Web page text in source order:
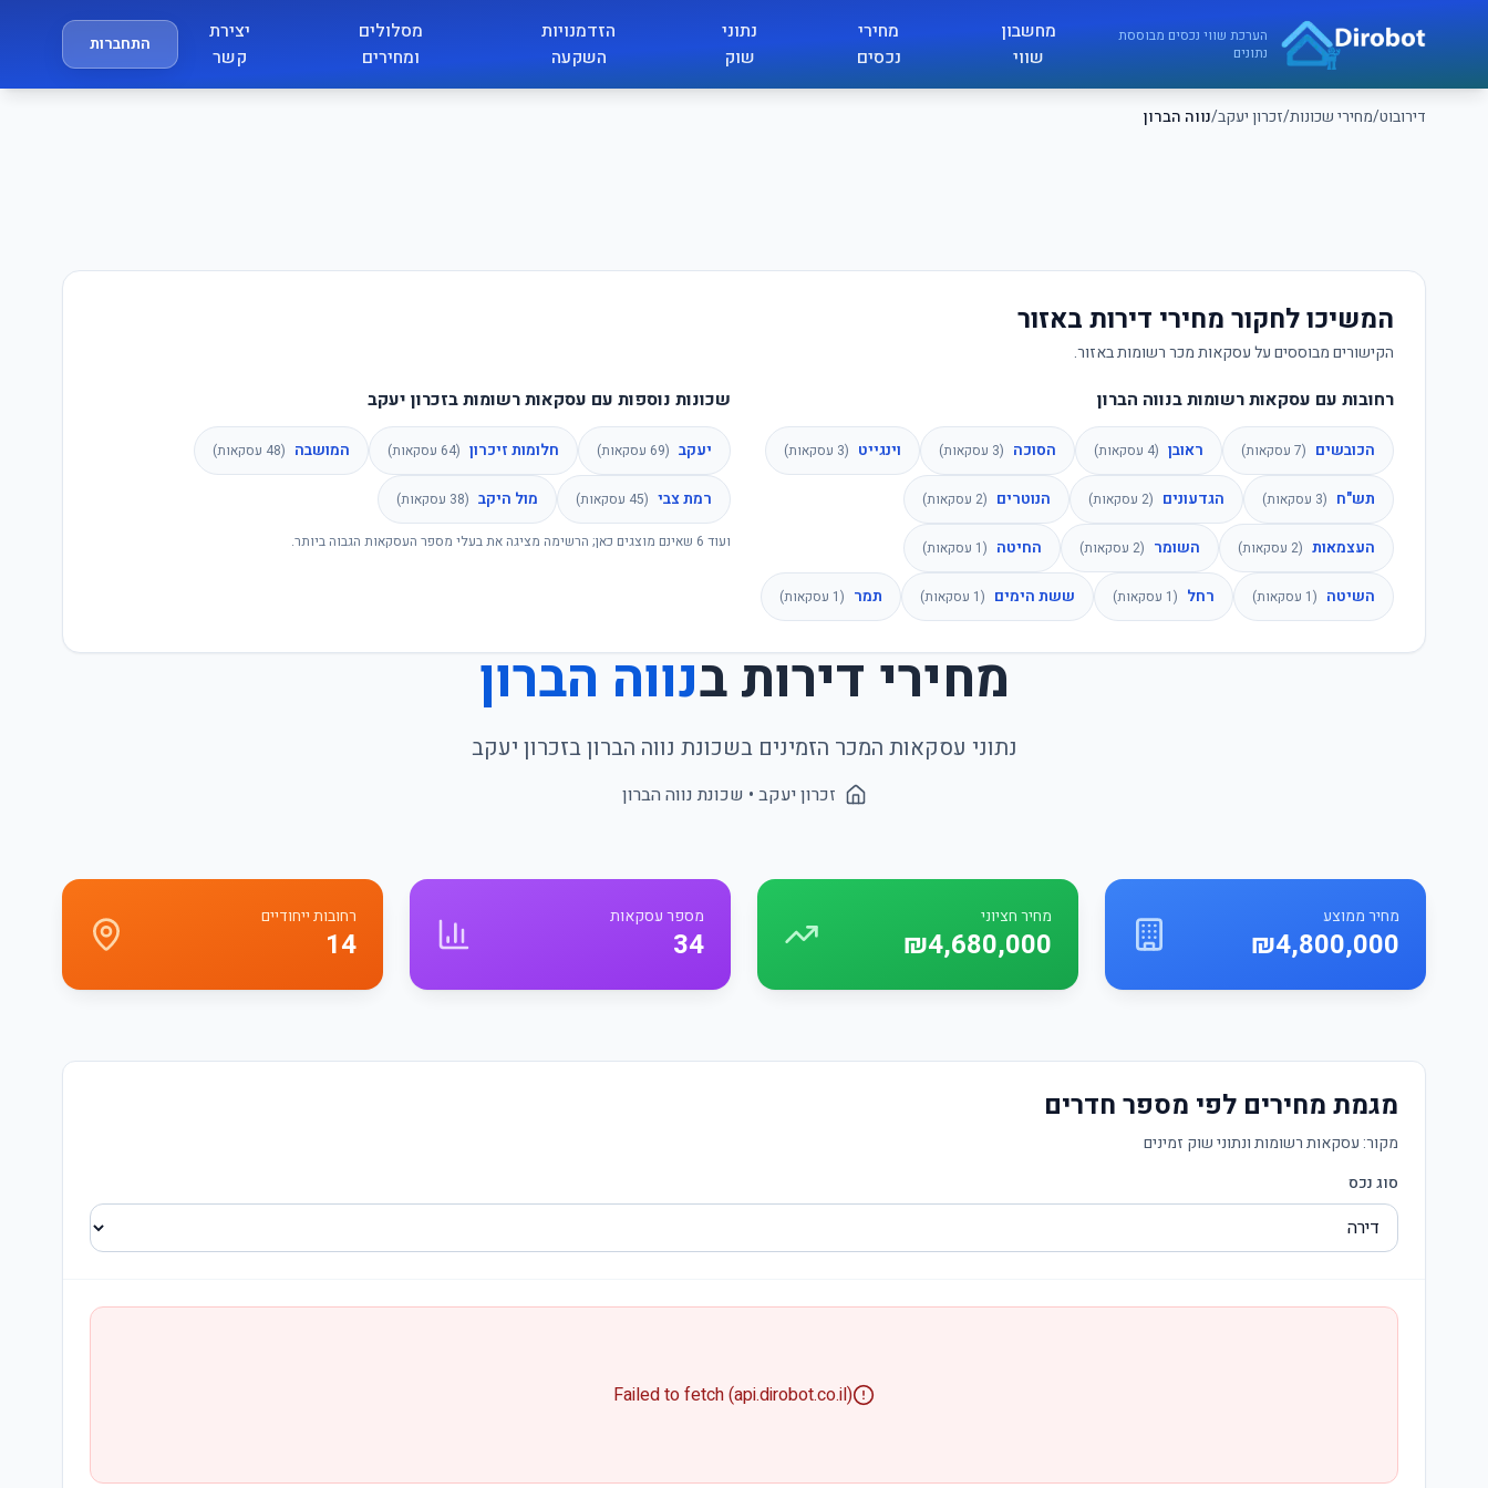
דירובוט/מחירי שכונות/זכרון יעקב/נווה הברון
דירובוט
הערכת שווי נכסים מבוססת
נתונים
מחשבון
שווי
מחירי
נכסים
נתוני
שוק
הזדמנויות
השקעה
מסלולים
ומחירים
יצירת
קשר
התחברות
המשיכו לחקור מחירי דירות באזור
הקישורים מבוססים על עסקאות מכר רשומות באזור.
רחובות עם עסקאות רשומות בנווה הברון
הכובשים (
7 עסקאות) ראובן (
4 עסקאות) הסוכה (
3 עסקאות) וינגייט (
3 עסקאות)
תש"ח (
3 עסקאות) הגדעונים (
2 עסקאות) הנוטרים (
2 עסקאות)
העצמאות (
2 עסקאות) השומר (
2 עסקאות) החיטה (
1 עסקאות)
השיטה (
1 עסקאות) רחל (
1 עסקאות) ששת הימים (
1 עסקאות) תמר (
1 עסקאות)
שכונות נוספות עם עסקאות רשומות בזכרון יעקב
יעקב (
69 עסקאות) חלומות זיכרון (
64 עסקאות) המושבה (
48 עסקאות)
רמת צבי (
45 עסקאות) מול היקב (
38 עסקאות)
ועוד 6 שאינם מוצגים כאן; הרשימה מציגה את בעלי מספר העסקאות הגבוה ביותר.
מחירי דירות בנווה הברון
נתוני עסקאות המכר הזמינים בשכונת נווה הברוןבזכרון יעקב
זכרון יעקב • שכונת נווה הברון
מחיר ממוצע
₪4,800,000
מחיר חציוני
₪4,680,000
מספר עסקאות
34
רחובות ייחודיים
14
מגמת מחירים לפי מספר חדרים
מקור: עסקאות רשומות ונתוני שוק זמינים
סוג נכס
Failed to fetch (api.dirobot.co.il)